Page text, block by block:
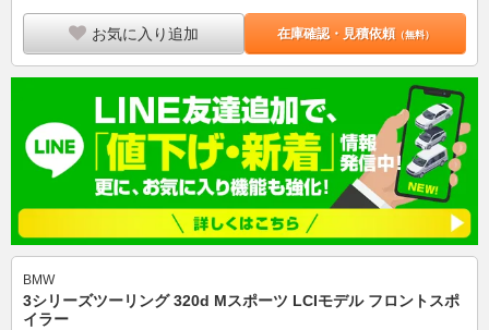
お気に入り追加 在庫確認・見積依頼（無料）
BMW
3シリーズツーリング 320d Mスポーツ LCIモデル フロントスポ
イラー